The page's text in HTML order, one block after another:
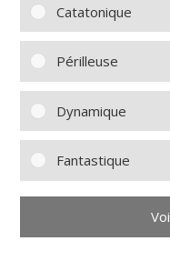
Catatonique
Périlleuse
Dynamique
Fantastique